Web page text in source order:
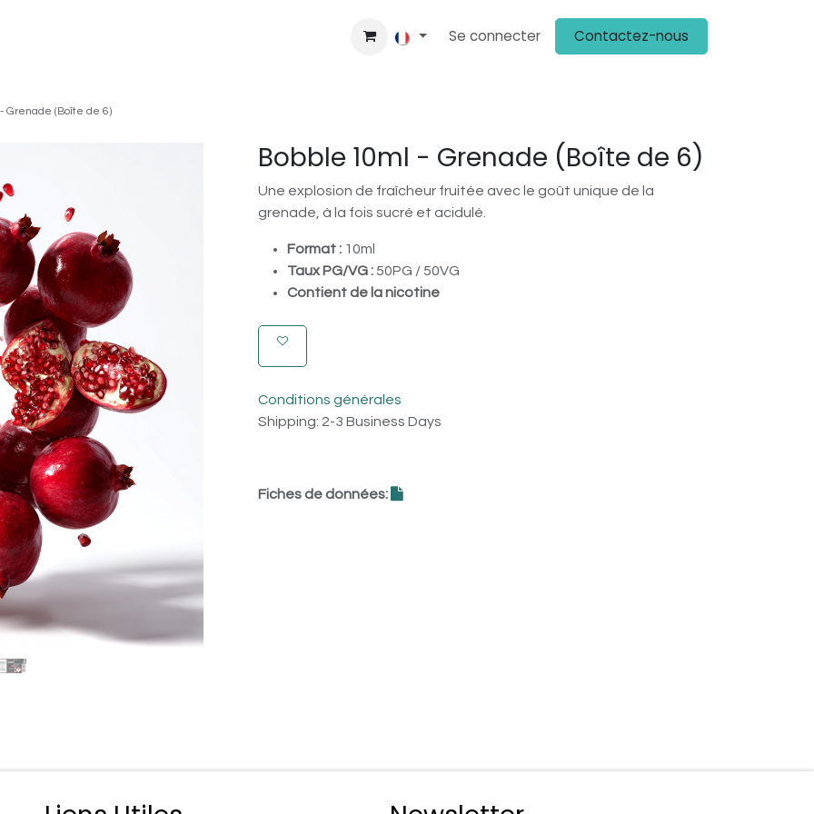
BONS PLANS DEVENIR CLIENT PLV KIT MÉDIA ON PARLE DE NOUS
Se connecter Contactez-nous
Grenade (Boîte de 6)
Bobble 10ml - Grenade (Boîte de 6)
Une explosion de fraîcheur fruitée avec le goût unique de la
grenade, à la fois sucré et acidulé.
Format : 10ml
Taux PG/VG :50PG / 50VG
Contient de la nicotine
Conditions générales
Shipping: 2-3 Business Days
Fiches de données: